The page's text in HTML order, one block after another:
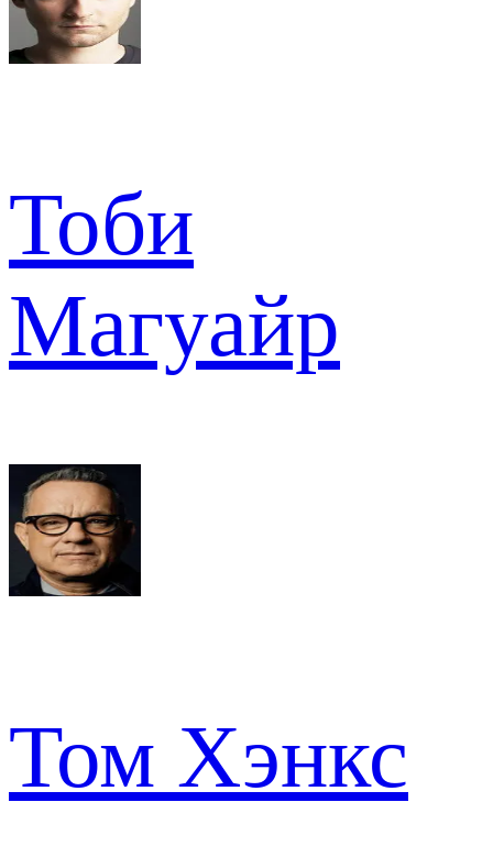
Тоби
Магуайр
Том Хэнкс